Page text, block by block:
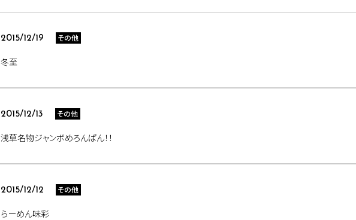
2015/12/19 その他
冬至
2015/12/13 その他
浅草名物ジャンボめろんぱん！！
2015/12/12 その他
らーめん味彩